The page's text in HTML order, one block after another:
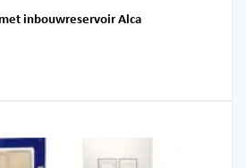
inbouwreservoir Alca